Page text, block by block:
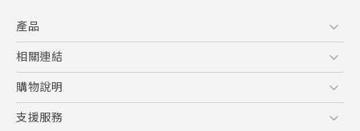
產品
5G
智慧型手機
配件
相關連結
HTC Research
購物說明
購物須知
支援服務